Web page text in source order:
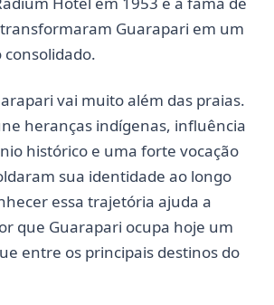
transformaram Guarapari em um
vai muito além das praias.
heranças indígenas, influência
histórico e uma forte vocação
sua identidade ao longo
essa trajetória ajuda a
que Guarapari ocupa hoje um
entre os principais destinos do